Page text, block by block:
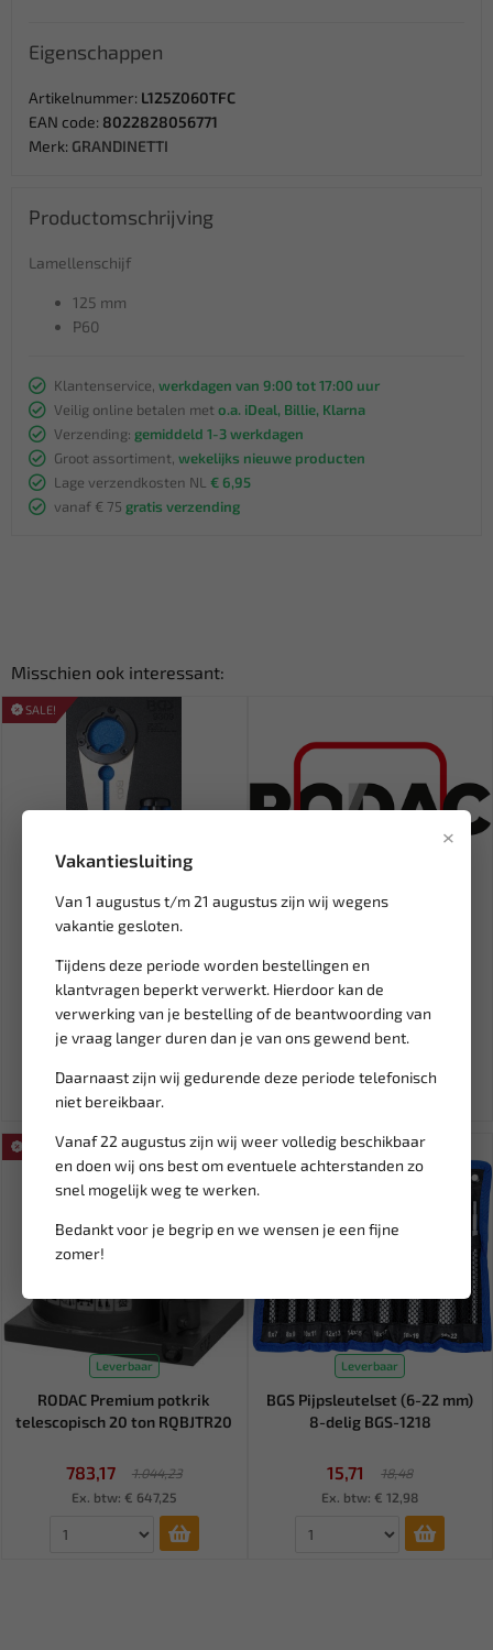
×
Vakantiesluiting
Van 1 augustus t/m 21 augustus zijn wij wegens
vakantie gesloten.
Tijdens deze periode worden bestellingen en
klantvragen beperkt verwerkt. Hierdoor kan de
verwerking van je bestelling of de beantwoording van
je vraag langer duren dan je van ons gewend bent.
Daarnaast zijn wij gedurende deze periode telefonisch
niet bereikbaar.
Vanaf 22 augustus zijn wij weer volledig beschikbaar
en doen wij ons best om eventuele achterstanden zo
snel mogelijk weg te werken.
Bedankt voor je begrip en we wensen je een fijne
zomer!
Eigenschappen
Artikelnummer: L125Z060TFC
EAN code: 8022828056771
Merk: GRANDINETTI
Productomschrijving
Lamellenschijf
125 mm
P60
Klantenservice, werkdagen van 9:00 tot 17:00 uur
Veilig online betalen met o.a. iDeal, Billie, Klarna
Verzending: gemiddeld 1-3 werkdagen
Groot assortiment, wekelijks nieuwe producten
Lage verzendkosten NL € 6,95
vanaf € 75 gratis verzending
Misschien ook interessant:
SALE!
Leverbaar
BGS Tooltray
krukaspoeliehouder en
roterende geree...
155,00
248,85
RODAC Steel ball 7,9 mm for
rqbj-ser PQMME-1501/12...
11,93
Leverbaar
RODAC Premium potkrik
telescopisch 20 ton RQBJTR20
783,17
1.044,23
Ex. btw: € 647,25
SALE!
Leverbaar
BGS Pijpsleutelset (6-22 mm)
8-delig BGS-1218
15,71
18,48
Ex. btw: € 12,98